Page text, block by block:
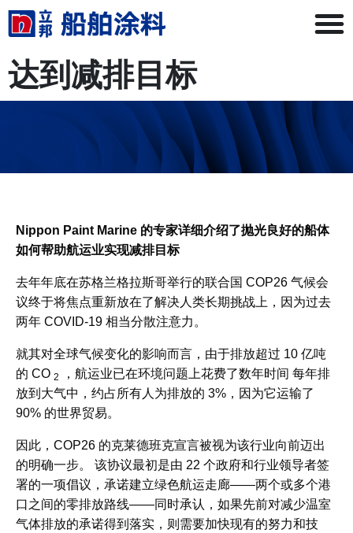
达到减排目标
Nippon Paint Marine 的专家详细介绍了抛光良好的船体
如何帮助航运业实现减排目标
去年年底在苏格兰格拉斯哥举行的联合国 COP26 气候会
议终于将焦点重新放在了解决人类长期挑战上，因为过去
两年 COVID-19 相当分散注意力。
就其对全球气候变化的影响而言，由于排放超过 10 亿吨
的 CO 2
，航运业已在环境问题上花费了数年时间 每年排
放到大气中，约占所有人为排放的 3%，因为它运输了
90% 的世界贸易。
因此，COP26 的克莱德班克宣言被视为该行业向前迈出
的明确一步。 该协议最初是由 22 个政府和行业领导者签
署的一项倡议，承诺建立绿色航运走廊——两个或多个港
口之间的零排放路线——同时承认，如果先前对减少温室
气体排放的承诺得到落实，则需要加快现有的努力和技